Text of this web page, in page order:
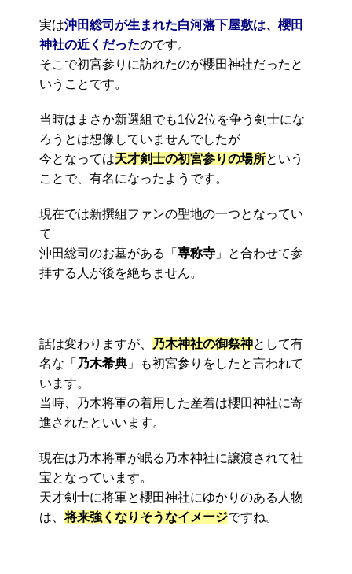
実は沖田総司が生まれた白河藩下屋敷は、櫻田
神社の近くだったのです。
そこで初宮参りに訪れたのが櫻田神社だったと
いうことです。
当時はまさか新選組でも1位2位を争う剣士にな
ろうとは想像していませんでしたが
今となっては天才剣士の初宮参りの場所という
ことで、有名になったようです。
現在では新撰組ファンの聖地の一つとなってい
て
沖田総司のお墓がある「 専称寺 」と合わせて参
拝する人が後を絶ちません。
話は変わりますが、 乃木神社の御祭神として有
名な「 乃木希典 」も初宮参りをしたと言われて
います。
当時、乃木将軍の着用した産着は櫻田神社に寄
進されたといいます。
現在は乃木将軍が眠る乃木神社に譲渡されて社
宝となっています。
天才剣士に将軍と櫻田神社にゆかりのある人物
は、将来強くなりそうなイメージですね。